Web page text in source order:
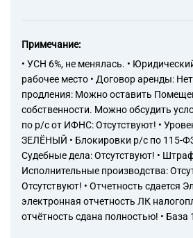
Примечание:
• УСН 6%, не менялась. •
рабочее место • Договор аренды:
продления: Можно оставить
собственности. Можно обсудить
по р/с от ИФНС: Отсутствуют! •
ЗЕЛЁНЫЙ • Блокировки р/с по 115-
Судебные дела: Отсутствуют! •
Исполнительные производства:
Отсутствуют! • Отчетность сдается
электронная отчетность ЛК
отчётность сдана полностью! • База